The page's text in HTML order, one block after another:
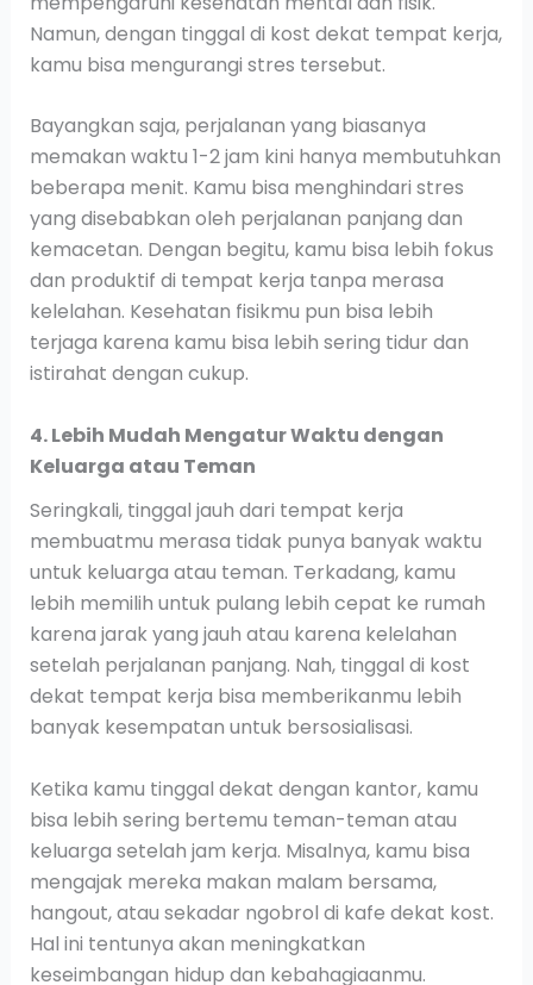
Namun, dengan tinggal di kost dekat tempat kerja,
kamu bisa mengurangi stres tersebut.
Bayangkan saja, perjalanan yang biasanya
memakan waktu 1-2 jam kini hanya membutuhkan
beberapa menit. Kamu bisa menghindari stres
yang disebabkan oleh perjalanan panjang dan
kemacetan. Dengan begitu, kamu bisa lebih fokus
dan produktif di tempat kerja tanpa merasa
kelelahan. Kesehatan fisikmu pun bisa lebih
terjaga karena kamu bisa lebih sering tidur dan
istirahat dengan cukup.
4. Lebih Mudah Mengatur Waktu dengan
Keluarga atau Teman
Seringkali, tinggal jauh dari tempat kerja
membuatmu merasa tidak punya banyak waktu
untuk keluarga atau teman. Terkadang, kamu
lebih memilih untuk pulang lebih cepat ke rumah
karena jarak yang jauh atau karena kelelahan
setelah perjalanan panjang. Nah, tinggal di kost
dekat tempat kerja bisa memberikanmu lebih
banyak kesempatan untuk bersosialisasi.
Ketika kamu tinggal dekat dengan kantor, kamu
bisa lebih sering bertemu teman-teman atau
keluarga setelah jam kerja. Misalnya, kamu bisa
mengajak mereka makan malam bersama,
hangout, atau sekadar ngobrol di kafe dekat kost.
Hal ini tentunya akan meningkatkan
keseimbangan hidup dan kebahagiaanmu.